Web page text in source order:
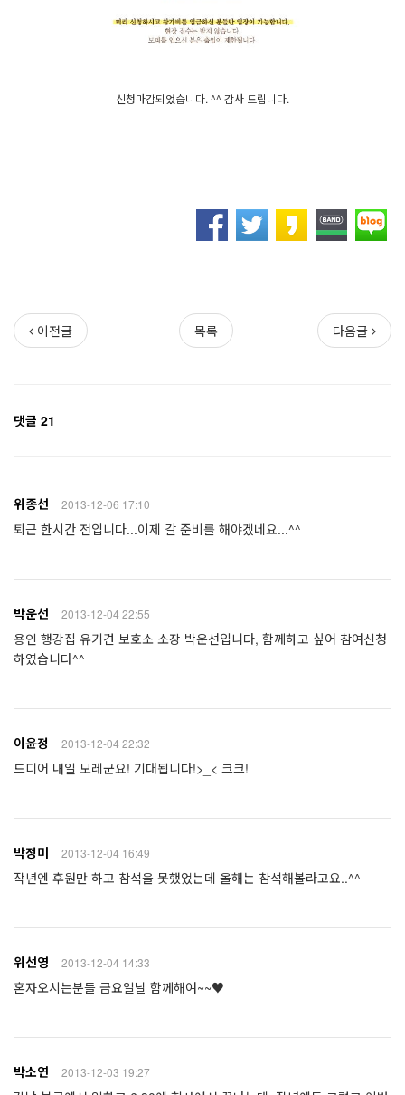
신청마감되었습니다. ^^ 감사 드립니다.
이전글 목록 다음글
댓글 21
위종선 2013-12-06 17:10
퇴근 한시간 전입니다...이제 갈 준비를 해야겠네요...^^
박운선 2013-12-04 22:55
용인 행강집 유기견 보호소 소장 박운선입니다, 함께하고 싶어 참여신청
하였습니다^^
이윤정 2013-12-04 22:32
드디어 내일 모레군요! 기대됩니다!>_< 크크!
박정미 2013-12-04 16:49
작년엔 후원만 하고 참석을 못했었는데 올해는 참석해볼라고요..^^
위선영 2013-12-04 14:33
혼자오시는분들 금요일날 함께해여~~♥
박소연 2013-12-03 19:27